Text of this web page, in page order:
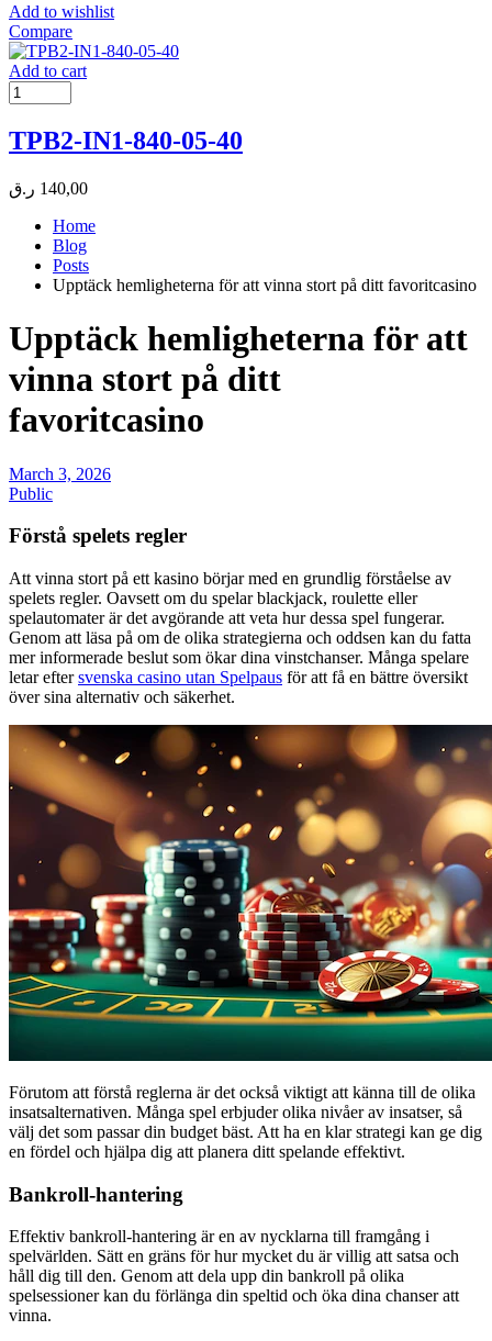
Add to wishlist
Compare
Add to cart
TPB2-IN1-840-05-40
140,00 ر.ق
Home
Blog
Posts
Upptäck hemligheterna för att vinna stort på ditt favoritcasino
Upptäck hemligheterna för att
vinna stort på ditt
favoritcasino
March 3, 2026
Public
Förstå spelets regler
Att vinna stort på ett kasino börjar med en grundlig förståelse av
spelets regler. Oavsett om du spelar blackjack, roulette eller
spelautomater är det avgörande att veta hur dessa spel fungerar.
Genom att läsa på om de olika strategierna och oddsen kan du fatta
mer informerade beslut som ökar dina vinstchanser. Många spelare
letar eftersvenska casino utan Spelpaus för att få en bättre översikt
över sina alternativ och säkerhet.
Förutom att förstå reglerna är det också viktigt att känna till de olika
insatsalternativen. Många spel erbjuder olika nivåer av insatser, så
välj det som passar din budget bäst. Att ha en klar strategi kan ge dig
en fördel och hjälpa dig att planera ditt spelande effektivt.
Bankroll-hantering
Effektiv bankroll-hantering är en av nycklarna till framgång i
spelvärlden. Sätt en gräns för hur mycket du är villig att satsa och
håll dig till den. Genom att dela upp din bankroll på olika
spelsessioner kan du förlänga din speltid och öka dina chanser att
vinna.